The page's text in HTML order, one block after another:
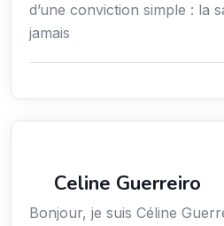
d’une conviction simple : la
jamais
Celine Guerreiro
Bonjour, je suis Céline